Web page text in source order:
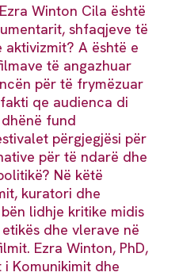
Winton Cila është
shfaqjeve të
A është e
të angazhuar
për të frymëzuar
qe audienca di
fund
përgjegjësi për
për të ndarë dhe
Në këtë
kuratori dhe
lidhje kritike midis
dhe vlerave në
Ezra Winton, PhD,
Komunikimit dhe